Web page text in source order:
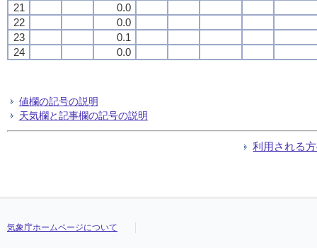
21
0.0
22
0.0
23
0.1
24
0.0
値欄の記号の説明
天気欄と記事欄の記号の説明
利用される
気象庁ホームページについて